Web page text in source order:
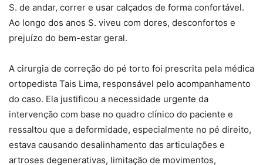
S. de andar, correr e usar calçados de forma confortável.
Ao longo dos anos S. viveu com dores, desconfortos e
prejuízo do bem-estar geral.
A cirurgia de correção do pé torto foi prescrita pela médica
ortopedista Tais Lima, responsável pelo acompanhamento
do caso. Ela justificou a necessidade urgente da
intervenção com base no quadro clínico do paciente e
ressaltou que a deformidade, especialmente no pé direito,
estava causando desalinhamento das articulações e
artroses degenerativas, limitação de movimentos,